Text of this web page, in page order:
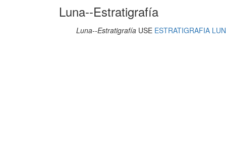
Luna--Estratigrafía
Luna--Estratigrafía USE ESTRATIGRAFIA